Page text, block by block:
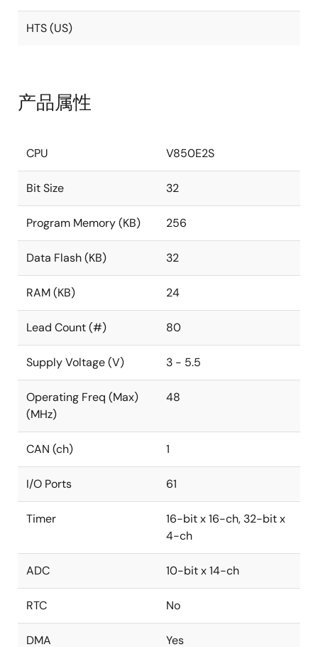
HTS (US)
产品属性
CPU V850E2S
Bit Size 32
Program Memory (KB) 256
Data Flash (KB) 32
RAM (KB) 24
Lead Count (#) 80
Supply Voltage (V) 3 - 5.5
Operating Freq (Max)
(MHz)
48
CAN (ch) 1
I/O Ports 61
Timer
16-bit x 16-ch, 32-bit x
4-ch
ADC 10-bit x 14-ch
RTC No
DMA Yes